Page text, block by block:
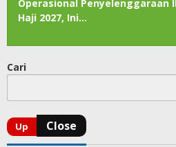
Operasional Penyelenggaraan
Haji 2027, Ini…
Cari